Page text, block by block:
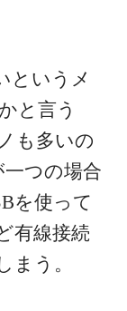
というメ
と言う
も多いの
つの場合
を使って
有線接続
まう。